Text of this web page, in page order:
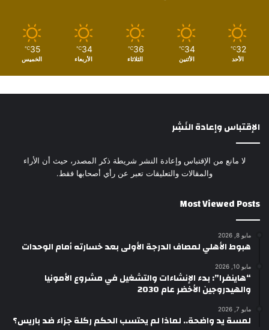
32
℃
الأحد
34
℃
الأثنين
36
℃
الثلاثاء
34
℃
الأربعاء
35
℃
الخميس
الإقتباس وإعادة النَشِر
لا مانع من الإقتباس وإعادة النشر شريطة ذكر المصدر، حيث أن الأراء
والمقالات والتعليقات تعبر عن رأي أصحابها فقط.
Most Viewed Posts
مايو 8, 2026
هبوط الأهلي لمصاف الدرجة الأولى بعد خسارته أمام الوحدات
مايو 10, 2026
“هاينفرا”: بدء الإنشاءات والتشغيل في مشروع الأمونيا
والهيدروجين الأخضر عام 2030
مايو 7, 2026
لمسة يد واضحة.. لماذا لم يحتسب الحكم ركلة جزاء ضد باريس؟